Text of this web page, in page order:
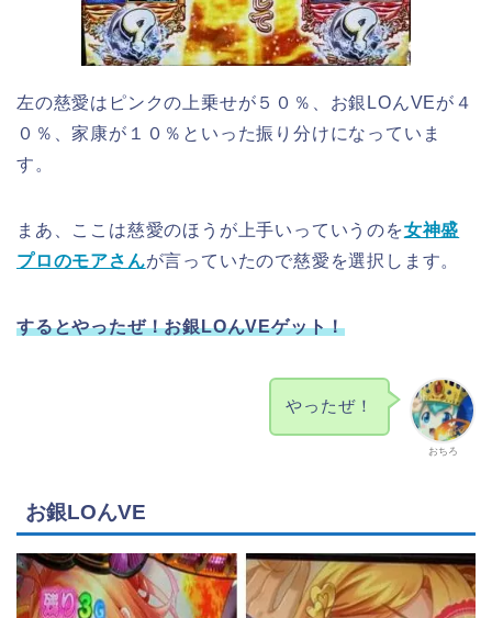
左の慈愛はピンクの上乗せが５０％、お銀LOんVEが４
０％、家康が１０％といった振り分けになっていま
す。
まあ、ここは慈愛のほうが上手いっていうのを女神盛
プロのモアさんが言っていたので慈愛を選択します。
するとやったぜ！お銀LOんVEゲット！
おちろ
やったぜ！
お銀LOんVE